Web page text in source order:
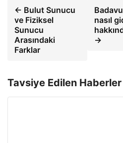
← Bulut Sunucu
ve Fiziksel
Sunucu
Arasındaki
Farklar
nasıl
→
Tavsiye Edilen Haberler